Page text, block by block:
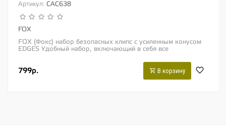
Артикул: CAC638
FOX
FOX (Фокс) набор безопасных клипс с усиленным конусом
EDGES Удобный набор, включающий в себя все
799р. В корзину